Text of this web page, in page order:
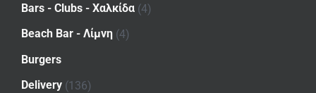
Bars - Clubs - Χαλκίδα (4)
Beach Bar - Λίμνη (4)
Burgers
Delivery (136)